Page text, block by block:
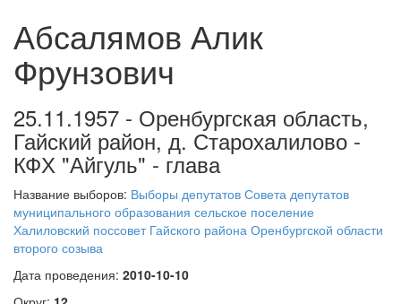
Абсалямов Алик
Фрунзович
25.11.1957 - Оренбургская область,
Гайский район, д. Старохалилово -
КФХ "Айгуль" - глава
Название выборов: Выборы депутатов Совета депутатов
муниципального образования сельское поселение
Халиловский поссовет Гайского района Оренбургской области
второго созыва
Дата проведения: 2010-10-10